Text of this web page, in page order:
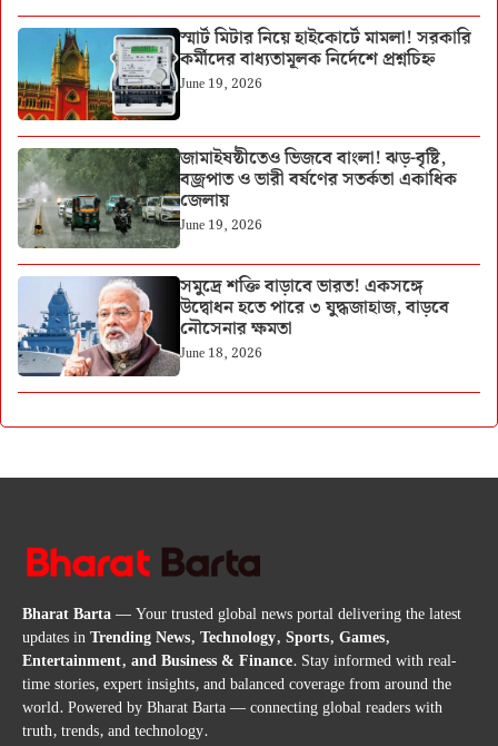
স্মার্ট মিটার নিয়ে হাইকোর্টে মামলা! সরকারি
কর্মীদের বাধ্যতামূলক নির্দেশে প্রশ্নচিহ্ন
June 19, 2026
জামাইষষ্ঠীতেও ভিজবে বাংলা! ঝড়-বৃষ্টি,
বজ্রপাত ও ভারী বর্ষণের সতর্কতা একাধিক
জেলায়
June 19, 2026
সমুদ্রে শক্তি বাড়াবে ভারত! একসঙ্গে
উদ্বোধন হতে পারে ৩ যুদ্ধজাহাজ, বাড়বে
নৌসেনার ক্ষমতা
June 18, 2026
Bharat Barta— Your trusted global news portal delivering the latest
updates inTrending News, Technology, Sports, Games,
Entertainment, and Business & Finance. Stay informed with real-
time stories, expert insights, and balanced coverage from around the
world. Powered by Bharat Barta — connecting global readers with
truth, trends, and technology.